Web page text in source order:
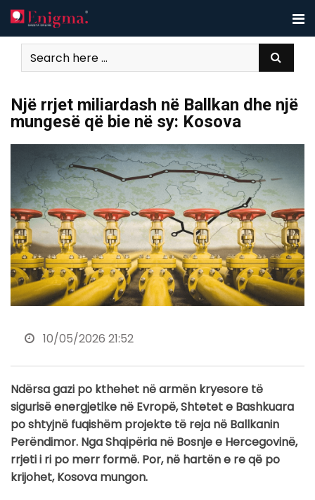
Skip
to
content
Një rrjet miliardash në Ballkan dhe një
mungesë që bie në sy: Kosova
10/05/2026 21:52
Ndërsa gazi po kthehet në armën kryesore të
sigurisë energjetike në Evropë, Shtetet e Bashkuara
po shtyjnë fuqishëm projekte të reja në Ballkanin
Perëndimor. Nga Shqipëria në Bosnje e Hercegovinë,
rrjeti i ri po merr formë. Por, në hartën e re që po
krijohet, Kosova mungon.